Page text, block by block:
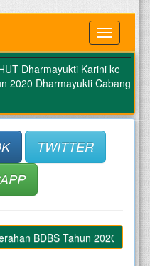
MENU
Dharmayukti Karini ke
2020 Dharmayukti Cabang
TWITTER
Tahun 2020 Dharmayukti